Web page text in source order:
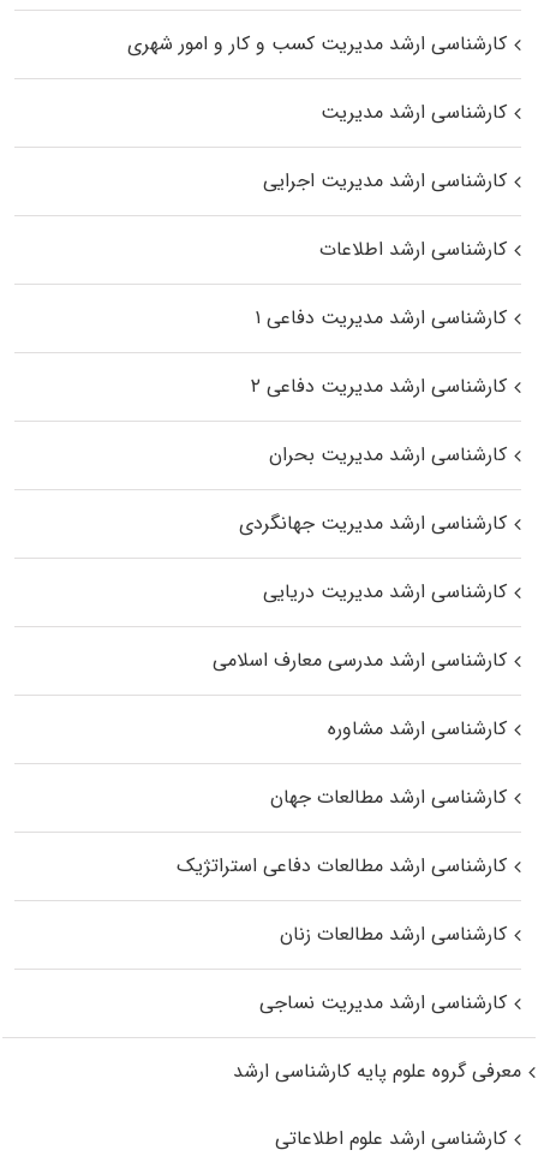
کارشناسی ارشد مدیریت کسب و کار و امور شهری
کارشناسی ارشد مدیریت
کارشناسی ارشد مدیریت اجرایی
کارشناسی ارشد اطلاعات
کارشناسی ارشد مدیریت دفاعی ۱
کارشناسی ارشد مدیریت دفاعی ۲
کارشناسی ارشد مدیریت بحران
کارشناسی ارشد مدیریت جهانگردی
کارشناسی ارشد مدیریت دریایی
کارشناسی ارشد مدرسی معارف اسلامی
کارشناسی ارشد مشاوره
کارشناسی ارشد مطالعات جهان
کارشناسی ارشد مطالعات دفاعی استراتژیک
کارشناسی ارشد مطالعات زنان
کارشناسی ارشد مدیریت نساجی
معرفی گروه علوم پایه کارشناسی ارشد
کارشناسی ارشد علوم اطلاعاتی